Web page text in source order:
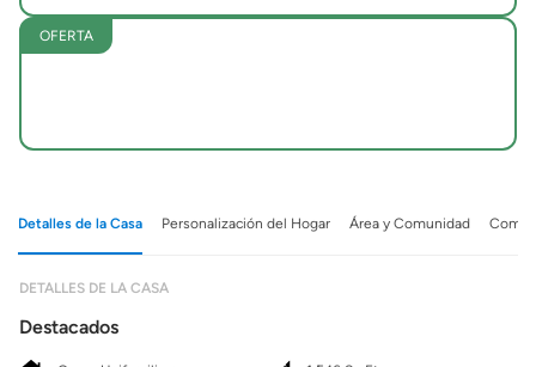
OFERTA
Detalles de la Casa Personalización del Hogar Área y Comunidad
DETALLES DE LA CASA
Destacados